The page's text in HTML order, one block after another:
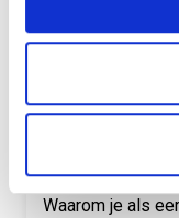
Waarom je
voordeel
Waarom je als